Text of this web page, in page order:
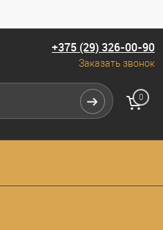
+375 (29) 326-00-90
Заказать звонок
0